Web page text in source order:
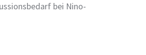
bei Nino-